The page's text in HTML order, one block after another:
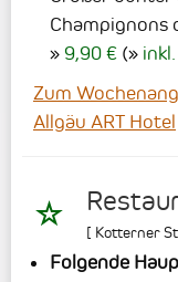
Champignons
9,90 € (
Zum
Allgäu ART Hotel
[ Kotterner
Folgende